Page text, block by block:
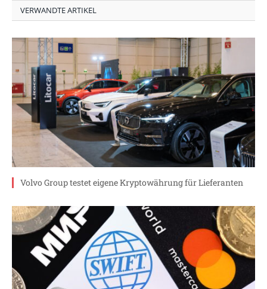
VERWANDTE ARTIKEL
Volvo Group testet eigene Kryptowährung für Lieferanten